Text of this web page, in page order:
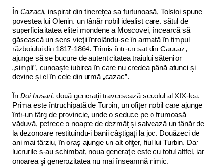
În Cazacii, inspirat din tinereţea sa furtunoasă, Tolstoi spune
povestea lui Olenin, un tânăr nobil idealist care, sătul de
superficialitatea elitei mondene a Moscovei, încearcă să
găsească un sens vieţii înrolându-se în armată în timpul
războiului din 1817-1864. Trimis într-un sat din Caucaz,
ajunge să se bucure de autenticitatea traiului sătenilor
„simpli”, cunoaşte iubirea în care nu credea până atunci şi
devine şi el în cele din urmă „cazac”.
În Doi husari, două generaţii traversează secolul al XIX-lea.
Prima este întruchipată de Turbin, un ofiţer nobil care ajunge
într-un târg de provincie, unde o seduce pe o frumoasă
văduvă, petrece o noapte de dezmăţ şi salvează un tânăr de
la dezonoare restituindu-i banii câştigaţi la joc. Douăzeci de
ani mai târziu, în oraş ajunge un alt ofiţer, fiul lui Turbin. Dar
lucrurile s-au schimbat, noua generaţie este cu totul altfel, iar
onoarea şi generozitatea nu mai înseamnă nimic.